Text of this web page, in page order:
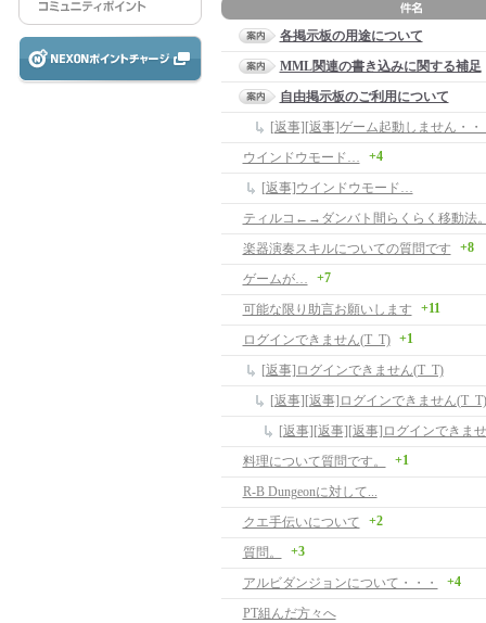
各掲示板の用途について
MML関連の書き込みに関する補足
自由掲示板のご利用について
[返事][返事]ゲーム起動しません・・
ウインドウモード…
+4
[返事]ウインドウモード…
ティルコ←→ダンバト間らくらく移動法
楽器演奏スキルについての質問です
+8
ゲームが… +7
可能な限り助言お願いします +11
ログインできません(T_T) +1
[返事]ログインできません(T_T)
[返事][返事]ログインできません(T_T)
[返事][返事][返事]ログインできま
料理について質問です。
+1
R-B Dungeonに対して...
クエ手伝いについて
+2
質問。 +3
アルビダンジョンについて・・・ +4
PT組んだ方々へ